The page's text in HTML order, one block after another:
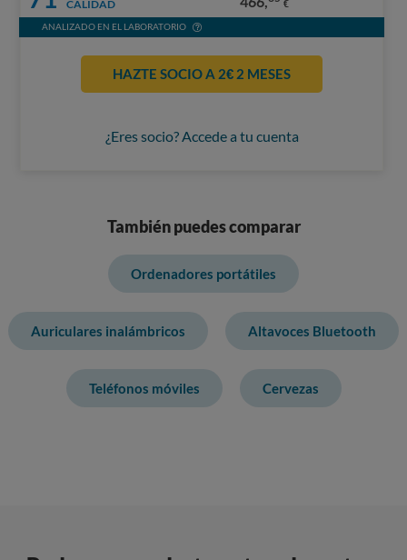
CALIDAD
€
ANALIZADO EN EL LABORATORIO
HAZTE SOCIO A 2€ 2 MESES
¿Eres socio? Accede a tu cuenta
También puedes comparar
Ordenadores portátiles
Auriculares inalámbricos Altavoces Bluetooth
Teléfonos móviles Cervezas